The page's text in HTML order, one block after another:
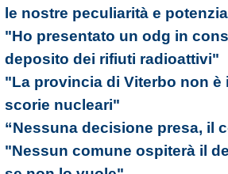
le nostre peculiarità e
"Ho presentato un odg in
deposito dei rifiuti radioattivi"
"La provincia di Viterbo non
scorie nucleari"
“Nessuna decisione presa, il
"Nessun comune ospiterà il